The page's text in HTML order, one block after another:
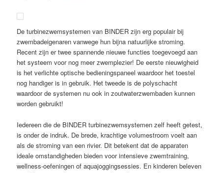
De turbinezwemsystemen van BINDER zijn erg populair bij
zwembadeigenaren vanwege hun bijna natuurlijke stroming.
Recent zijn er twee spannende nieuwe functies toegevoegd aan
het systeem voor nog meer zwemplezier! De eerste nieuwigheid
is het verlichte optische bedieningspaneel waardoor het toestel
nog handiger is in gebruik. Het tweede is de polyschacht
waardoor de systemen nu ook in zoutwaterzwembaden kunnen
worden gebruikt!
Iedereen die de BINDER turbinezwemsystemen zelf heeft getest,
is onder de indruk. De brede, krachtige volumestroom voelt aan
als de stroming van een rivier. Dit betekent dat de apparaten
ideale omstandigheden bieden voor intensieve zwemtraining,
wellness-oefeningen of aquajoggingsessies. En kinderen beleven